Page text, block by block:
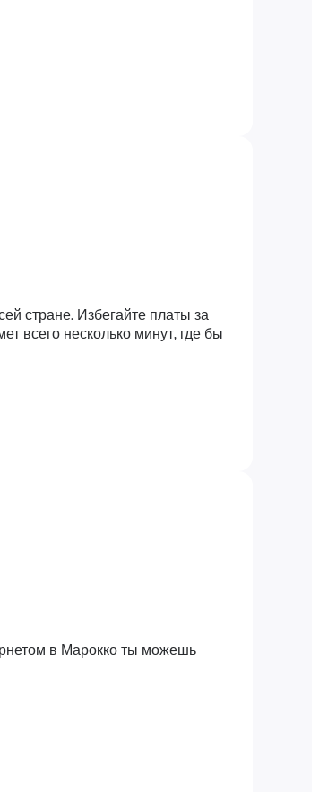
стране. Избегайте платы за
всего несколько минут, где бы
в Марокко ты можешь